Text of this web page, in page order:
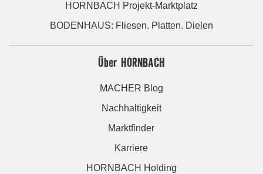
HORNBACH Projekt-Marktplatz
BODENHAUS: Fliesen. Platten. Dielen
Über HORNBACH
MACHER Blog
Nachhaltigkeit
Marktfinder
Karriere
HORNBACH Holding